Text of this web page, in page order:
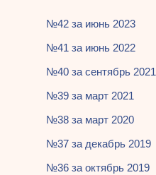
№42 за июнь 2023
№41 за июнь 2022
№40 за сентябрь 2021
№39 за март 2021
№38 за март 2020
№37 за декабрь 2019
№36 за октябрь 2019